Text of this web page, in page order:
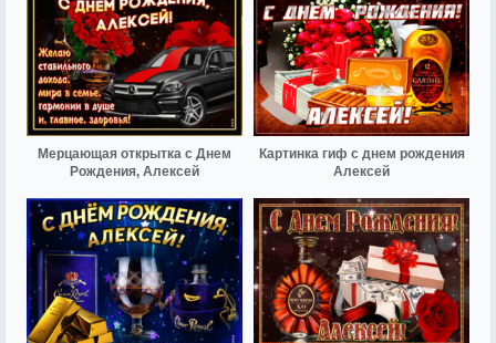
Мерцающая открытка с Днем
Рождения, Алексей
Картинка гиф с днем рождения
Алексей